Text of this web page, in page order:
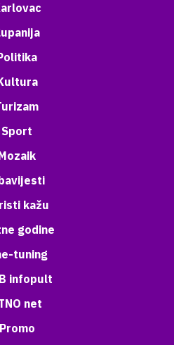
Sport
kažu
godine
tuning
infopult
net
Promo